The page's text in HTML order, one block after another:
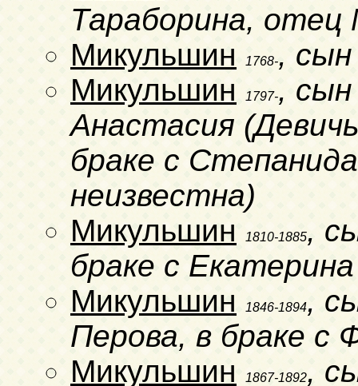
Тараборина, отец
Микульшин
1768-,
Микульшин
1797-,
Анастасия
браке с
неизвестна)
Микульшин
1810-1885,
браке с
Микульшин
1846-1894,
Перова, в браке с
Микульшин
1867-1892,